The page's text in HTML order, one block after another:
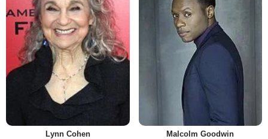
Lynn Cohen Malcolm Goodwin